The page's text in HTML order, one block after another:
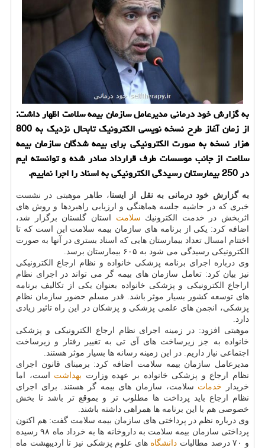
به گزارش خود درمانی مدیرعامل سازمان بیمه سلامت اظهار داشت:
از زمان آغاز طرح نسخه نویسی الكترونیك تابحال نزدیك به 800
هزار نسخه به صورت الكترونیكی برای بیمه شدگان سازمان بیمه
سلامت از جانب موسسات طرف قرارداد صادر شده و توانسته ایم
در 250 بیمارستان رسیدگی الكترونیكی به اسناد را اجرا نماییم.
به گزارش خود درمانی به نقل از ایسنا، طاهر موهبتی در نشست
خبری كه در حاشیه جلسه هماهنگی و ارزیابی راهبردها و روش های
اثربخش در خدمت الكترونیك سلامت استان گلستان برگزار شد،
اضافه كرد: یكی از برنامه های سازمان بیمه سلامت این است كه تا
اختتام امسال تعداد بیمارستان هایی كه اسناد بستری در آنها به صورت
الكترونیكی رسیدگی می شود به ۶۰۵ بیمارستان برسد.
وی درباره اجرای برنامه پزشكی خانواده و نظام ارجاع الكترونیكی
نیز بیان كرد: تعامل سازمان های بیمه گر می تواند در اجرای نظام
اراجاع الكترونیكی و پزشكی خانواده بعنوان یكی از تكالیف برنامه
های توسعه كشور بسیار موثر باشد. قدر مسلم حضور سازمان نظام
پزشكی، انجمن های علمی پزشكی و پزشكان در این راه تاثیر زیادی
دارد.
موهبتی افزود: در زمینه اجرای نظام ارجاع الكترونیكی و پزشكی
خانواده به جز زیرساخت های آی تی به تغییر رفتار و زیرساخت
اجتماعی نیاز داریم. در این زمینه رسانه ها بسیار موثر هستند.
مدیرعامل سازمان بیمه سلامت اضافه كرد: برمبنای قانون اجرای
نظام ارجاع و پزشكی خانواده بر عهده وزارت بهداشت است، اما
خریدار خدمات سلامت، سازمان های بیمه گر هستند. برای اجرای
نظام ارجاع باید پرداخت ها مطلوب تر و بموقع تر باشد تا بخش
خصوصی هم با این برنامه ها همراهی داشته باشند.
وی درباره نظم در پرداختی های سازمان بیمه سلامت گفت: هم اكنون
پرداختی سازمان بیمه سلامت به داروخانه ها به خرداد ماه ۹۸ رسیده
و ۷۰ درصد مطالبات
دانشگاه های علوم پزشكی نیز تا اردیبهشت ماه